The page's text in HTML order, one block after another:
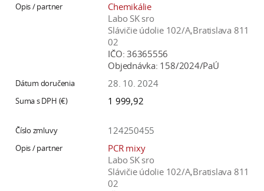
Chemikálie
Labo SK sro
Slávičie údolie 102/A,Bratislava 811
02
IČO: 36365556
Objednávka: 158/2024/PaÚ
28. 10. 2024
1 999,92
124250455
PCR mixy
Labo SK sro
Slávičie údolie 102/A,Bratislava 811
02